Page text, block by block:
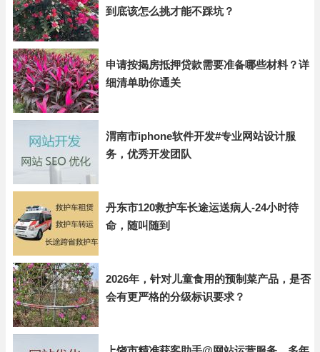
到底该怎么挑才能不踩坑？
申请按揭房抵押贷款需要准备哪些材料？详
细清单助你通关
渭南市iphone软件开发#专业网站设计服
务，优秀开发团队
丹东市120救护车长途运送病人-24小时待
命，随叫随到
2026年，针对儿童食用的预制菜产品，是否
会有更严格的分级标识要求？